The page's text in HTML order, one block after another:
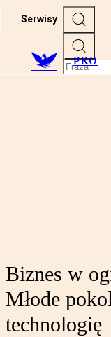
Serwisy
PRO
Biznes w
Młode
technologię